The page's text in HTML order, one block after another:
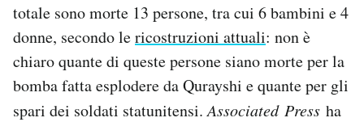
totale sono morte 13 persone, tra cui 6 bambini e 4
donne, secondo lericostruzioni attuali: non è
chiaro quante di queste persone siano morte per la
bomba fatta esplodere da Qurayshi e quante per gli
spari dei soldati statunitensi.Associated Press ha